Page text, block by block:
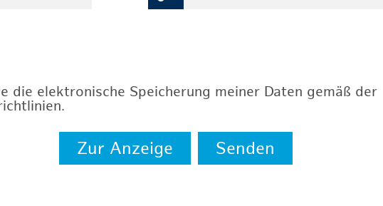
die elektronische Speicherung meiner Daten gemäß der
.
Zur Anzeige Senden